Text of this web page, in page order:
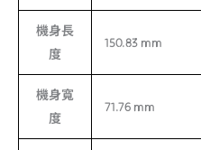
機身長
度
150.83 mm
機身寬
度
71.76 mm